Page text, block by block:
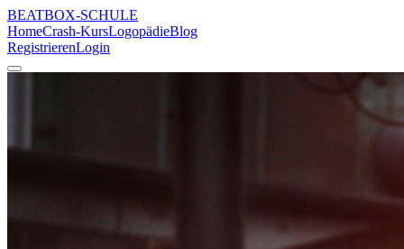
BEATBOX-SCHULE
HomeCrash-KursLogopädieBlog
RegistrierenLogin